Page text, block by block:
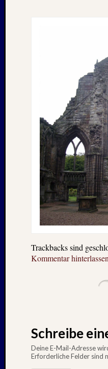
Trackbacks sind
Kommentar hinterlassen
Schreibe
Deine E-Mail-Adresse
Erforderliche Felder sind